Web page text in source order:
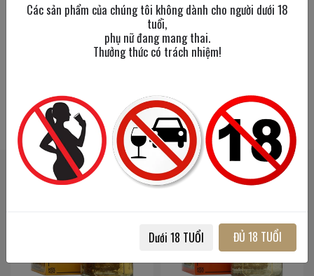
SẢN PHẨM LIÊN QUAN SẢN PHẨM ĐÃ XEM
Các sản phẩm của chúng tôi không dành cho người dưới 18
tuổi,
phụ nữ đang mang thai.
Thưởng thức có trách nhiệm!
Dưới 18 TUỔI ĐỦ 18 TUỔI